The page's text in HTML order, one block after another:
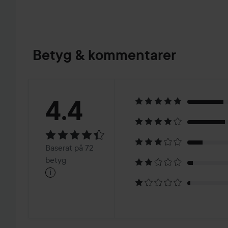
Betyg & kommentarer
Betyg:
4.4Baserat
på
4.4
Baserat på 72
betyg
i